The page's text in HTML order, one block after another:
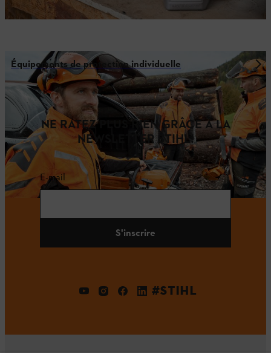
Équipements de protection individuelle
NE RATEZ PLUS RIEN GRÂCE À LA
NEWSLETTER STIHL!
E-mail
S'inscrire
#STIHL